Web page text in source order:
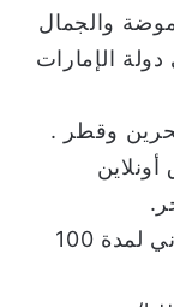
والجمال
الإمارات
وقطر .
أونلاين
ويمكن التمتع بخدمة الاسترجاع المجاني لمدة 100